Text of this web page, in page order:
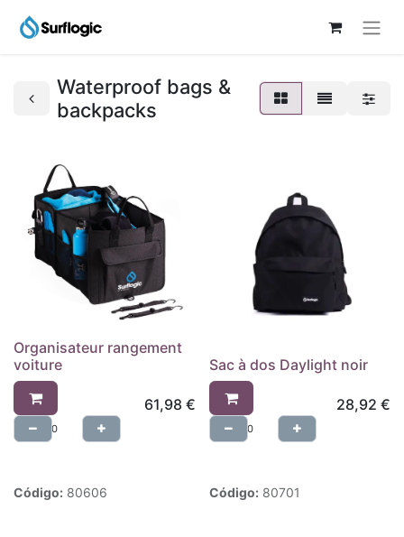
Waterproof bags &
backpacks
Organisateur rangement
voiture
61,98 €
Código: 80606
Sac à dos Daylight noir
28,92 €
Código: 80701